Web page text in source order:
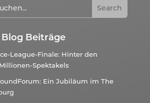
Beiträge
League-Finale: Hinter den
Spektakels
Ein Jubiläum im The